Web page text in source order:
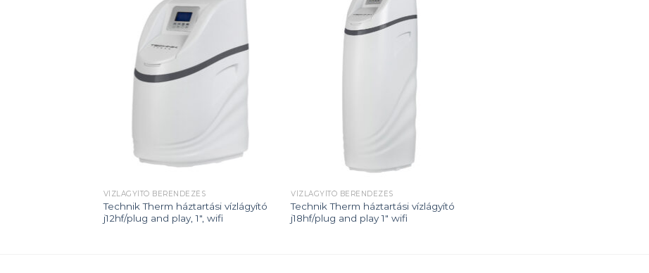
wishlist
VÍZLÁGYÍTÓ BERENDEZÉS
Technik Therm háztartási vízlágyító
j12hf/plug and play, 1″, wifi
VÍZLÁGYÍTÓ BERENDEZÉS
Technik Therm háztartási vízlágyító
j18hf/plug and play 1″ wifi